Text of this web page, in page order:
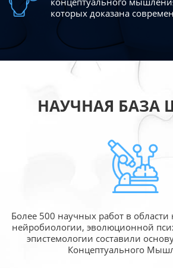
которых доказана
НАУЧНАЯ БАЗА
Более 500 научных работ в области
нейробиологии, эволюционной
эпистемологии составили
Концептуального